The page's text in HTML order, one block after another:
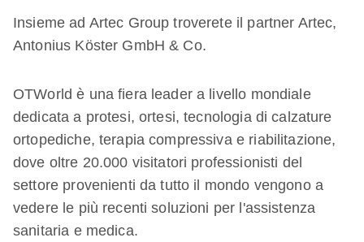
Insieme ad Artec Group troverete il partner Artec,
Antonius Köster GmbH & Co.
OTWorld è una fiera leader a livello mondiale
dedicata a protesi, ortesi, tecnologia di calzature
ortopediche, terapia compressiva e riabilitazione,
dove oltre 20.000 visitatori professionisti del
settore provenienti da tutto il mondo vengono a
vedere le più recenti soluzioni per l'assistenza
sanitaria e medica.